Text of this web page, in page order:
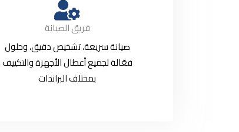
فريق الصيانة
صيانة سريعة، تشخيص دقيق، وحلول
فعّالة لجميع أعطال الأجهزة والتكييف
بمختلف البراندات